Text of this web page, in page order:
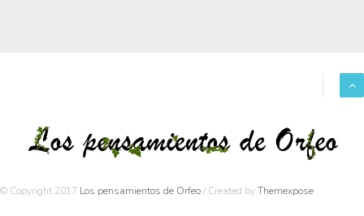
© Copyright 2017 Los pensamientos de Orfeo/ Created byThemexpose